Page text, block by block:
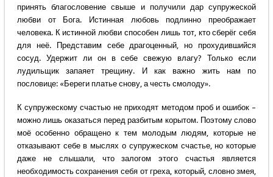
принять благословение свыше и получили дар супружеской
любви от Бога. Истинная любовь подлинно преображает
человека. К истинной любви способен лишь тот, кто сберёг себя
для неё. Представим себе драгоценный, но прохудившийся
сосуд. Удержит ли он в себе свежую влагу? Только если
лудильщик запаяет трещину. И как важно жить нам по
пословице: «Береги платье снову, а честь смолоду».
К супружескому счастью не приходят методом проб и ошибок –
можно лишь оказаться перед разбитым корытом. Поэтому слово
моё особенно обращено к тем молодым людям, которые не
отказывают себе в мыслях о супружеском счастье, но которые
даже не слышали, что залогом этого счастья является
необходимость сохранения себя от греха, который, словно змея,